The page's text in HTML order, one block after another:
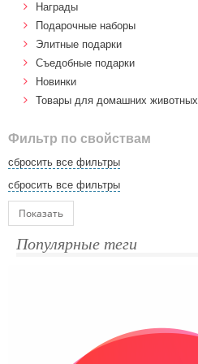
Награды
Подарочные наборы
Элитные подарки
Cъедобные подарки
Новинки
Товары для домашних животных
Фильтр по свойствам
сбросить все фильтры
сбросить все фильтры
Показать
Популярные теги